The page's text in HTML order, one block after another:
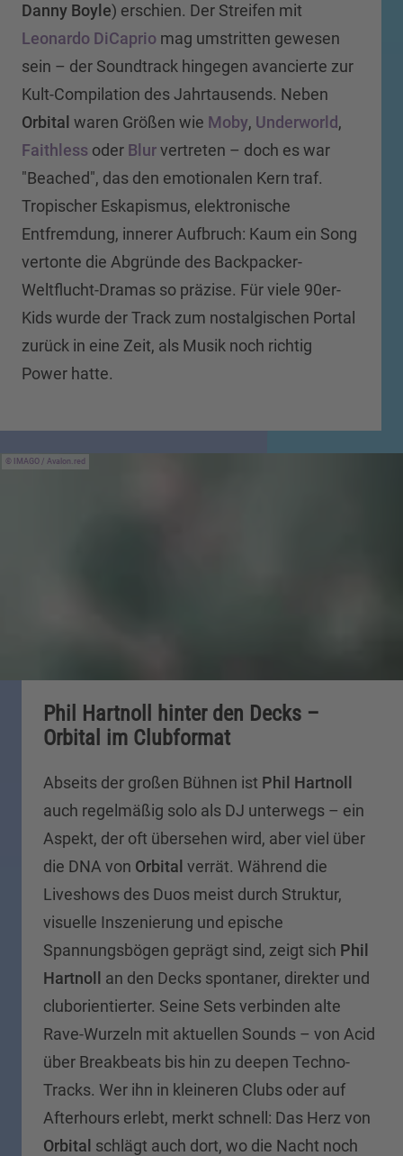
Danny Boyle) erschien. Der Streifen mit
Leonardo DiCaprio mag umstritten gewesen
sein – der Soundtrack hingegen avancierte zur
Kult-Compilation des Jahrtausends. Neben
Orbital waren Größen wie Moby, Underworld,
Faithless oder Blurvertreten – doch es war
"Beached", das den emotionalen Kern traf.
Tropischer Eskapismus, elektronische
Entfremdung, innerer Aufbruch: Kaum ein Song
vertonte die Abgründe des Backpacker-
Weltflucht-Dramas so präzise. Für viele 90er-
Kids wurde der Track zum nostalgischen Portal
zurück in eine Zeit, als Musik noch richtig
Power hatte.
IMAGO / Avalon.red
Phil Hartnoll hinter den Decks –
Orbital im Clubformat
Abseits der großen Bühnen ist Phil Hartnoll
auch regelmäßig solo als DJ unterwegs – ein
Aspekt, der oft übersehen wird, aber viel über
die DNA von Orbital verrät. Während die
Liveshows des Duos meist durch Struktur,
visuelle Inszenierung und epische
Spannungsbögen geprägt sind, zeigt sich Phil
Hartnoll an den Decks spontaner, direkter und
cluborientierter. Seine Sets verbinden alte
Rave-Wurzeln mit aktuellen Sounds – von Acid
über Breakbeats bis hin zu deepen Techno-
Tracks. Wer ihn in kleineren Clubs oder auf
Afterhours erlebt, merkt schnell: Das Herz von
Orbital schlägt auch dort, wo die Nacht noch